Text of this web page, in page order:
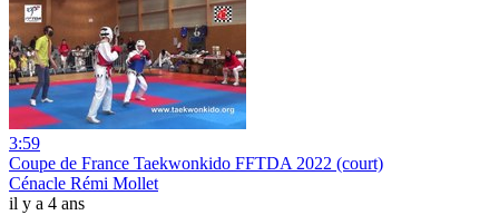
3:59
Coupe de France Taekwonkido FFTDA 2022 (court)
Cénacle Rémi Mollet
il y a 4 ans